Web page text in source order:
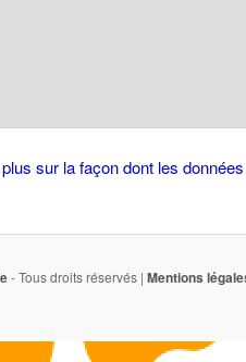
sur la façon dont les
- Tous droits réservés | Mentions